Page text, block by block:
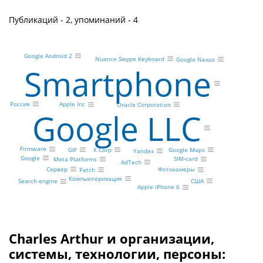
Публикаций - 2, упоминаний - 4
Google LLC
Smartphone
Oracle Corporation
X Corp Yandex
Apple Inc
Meta Platforms AdTech
GIF
Сервер Фотокамеры
SIM-card
Firmware
Patch
Search engine
Компьютеризация
Apple iPhone 6
Google Nexus
Google Maps
Nuance Swype Keyboard
Google Android 2
Google
Россия
США
Charles Arthur и организации,
системы, технологии, персоны: